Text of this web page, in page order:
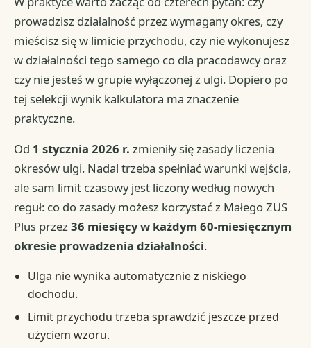
prowadzisz działalność przez wymagany okres, czy
mieścisz się w limicie przychodu, czy nie wykonujesz
w działalności tego samego co dla pracodawcy oraz
czy nie jesteś w grupie wyłączonej z ulgi. Dopiero po
tej selekcji wynik kalkulatora ma znaczenie
praktyczne.
Od 1 stycznia 2026 r. zmieniły się zasady liczenia
okresów ulgi. Nadal trzeba spełniać warunki wejścia,
ale sam limit czasowy jest liczony według nowych
reguł: co do zasady możesz korzystać z Małego ZUS
Plus przez36 miesięcy w każdym 60-miesięcznym
okresie prowadzenia działalności.
Ulga nie wynika automatycznie z niskiego
dochodu.
Limit przychodu trzeba sprawdzić jeszcze przed
użyciem wzoru.